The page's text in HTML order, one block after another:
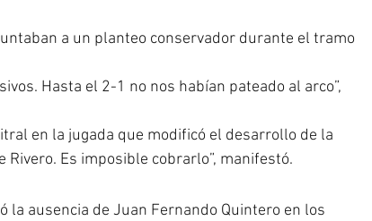
a un planteo conservador durante el tramo
Hasta el 2-1 no nos habían pateado al arco”,
en la jugada que modificó el desarrollo de la
Es imposible cobrarlo”, manifestó.
la ausencia de Juan Fernando Quintero en los